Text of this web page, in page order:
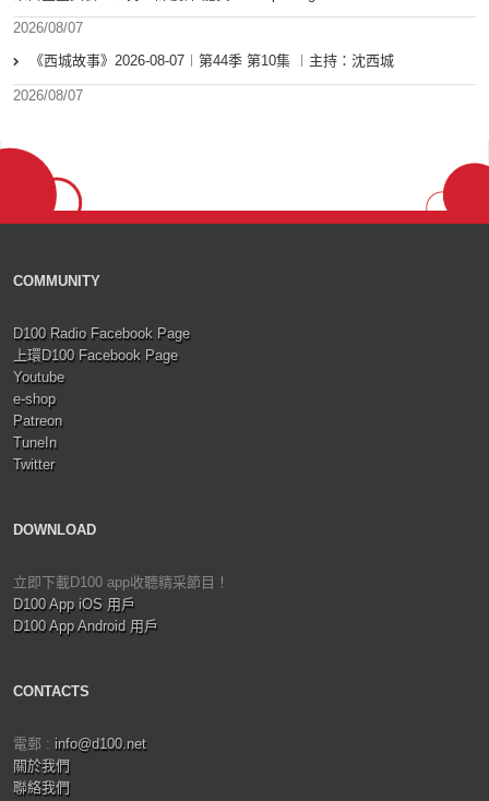
2026/08/07
《西城故事》2026-08-07︱第44季 第10集 ︱主持：沈西城
2026/08/07
COMMUNITY
D100 Radio Facebook Page
上環D100 Facebook Page
Youtube
e-shop
Patreon
TuneIn
Twitter
DOWNLOAD
立即下載D100 app收聽精采節目！
D100 App iOS 用戶
D100 App Android 用戶
CONTACTS
電郵 : info@d100.net
關於我們
聯絡我們